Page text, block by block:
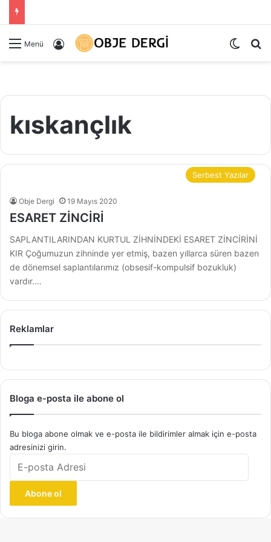
Menü Kayıt Ol Dış
kıskançlık
Serbest Yazılar
Obje Dergi 19 Mayıs 2020
ESARET ZİNCİRİ
SAPLANTILARINDAN KURTUL ZİHNİNDEKİ ESARET ZİNCİRİNİ
KIR Çoğumuzun zihninde yer etmiş, bazen yıllarca süren bazen
de dönemsel saplantılarımız (obsesif-kompulsif bozukluk)
vardır.…
Reklamlar
Bloga e-posta ile abone ol
Bu bloga abone olmak ve e-posta ile bildirimler almak için e-posta
adresinizi girin.
posta
Abone ol